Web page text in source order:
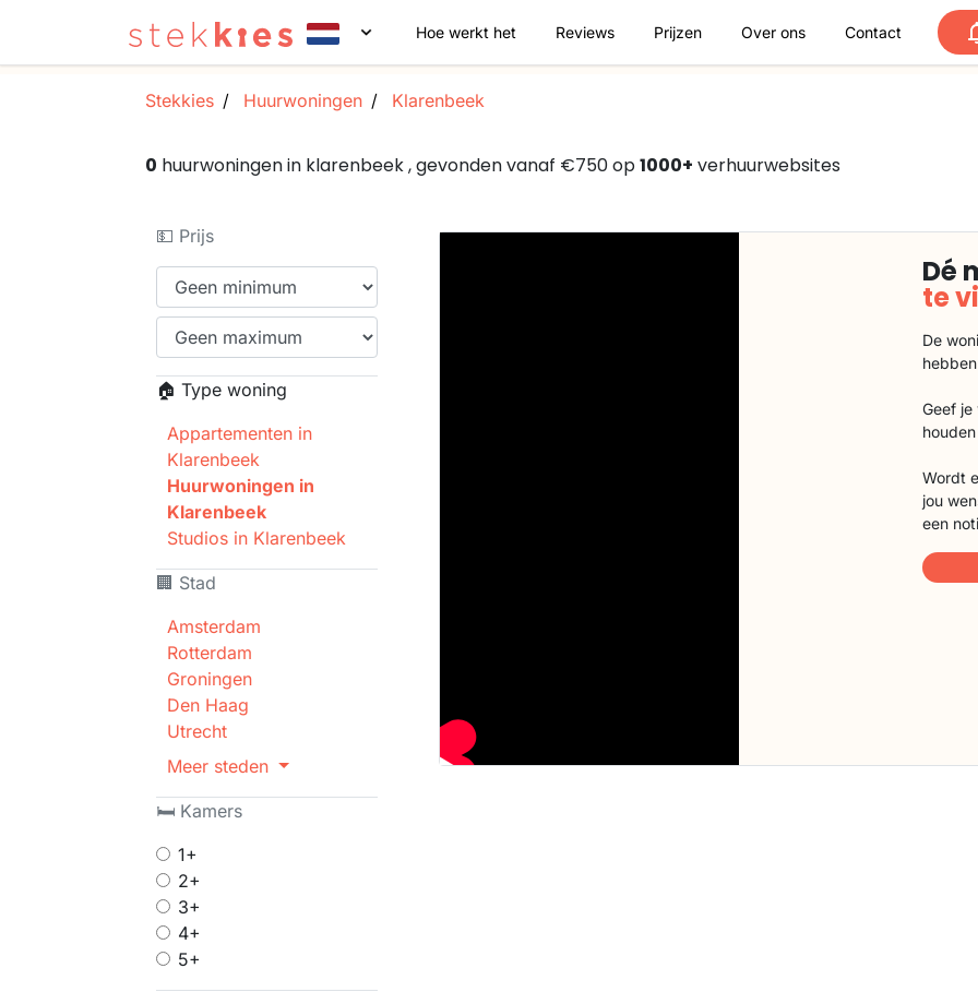
Hoe werkt het Reviews Prijzen Over ons Contact
Stekkies Huurwoningen Klarenbeek
0 huurwoningen in klarenbeek , gevonden vanaf €750 op1000+ verhuurwebsites
💵 Prijs
🏠 Type woning
Appartementen in
Klarenbeek
Huurwoningen in
Klarenbeek
Studios in Klarenbeek
🏢 Stad
Amsterdam
Rotterdam
Groningen
Den Haag
Utrecht
Meer steden
🛏 Kamers
1+
2+
3+
4+
5+
Dé
te
De
Geef
Wordt
jou
een